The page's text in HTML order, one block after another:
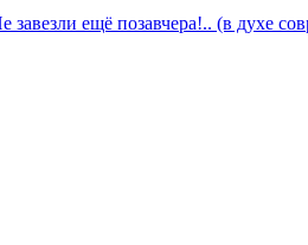
завезли ещё позавчера!.. (в духе